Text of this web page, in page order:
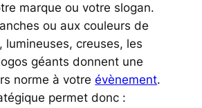
marque ou votre slogan.
ou aux couleurs de
lumineuses, creuses, les
géants donnent une
norme à votreévènement.
permet donc :